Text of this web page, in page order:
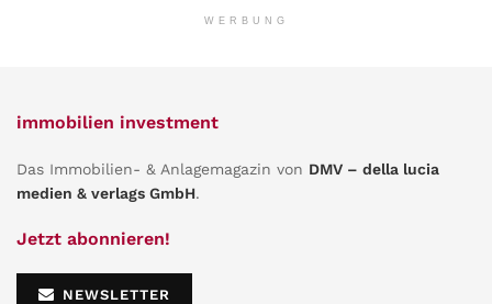
WERBUNG
immobilien investment
Das Immobilien- & Anlagemagazin von DMV – della lucia
medien & verlags GmbH.
Jetzt abonnieren!
NEWSLETTER